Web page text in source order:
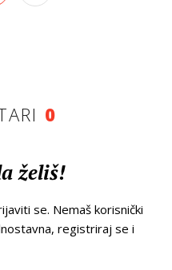
0
želiš!
se. Nemaš korisnički
registriraj se i